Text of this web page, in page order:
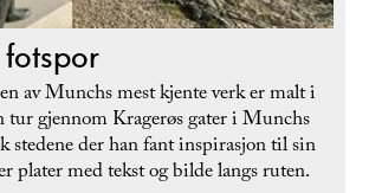
fotspor
av Munchs mest kjente verk er malt i
tur gjennom Kragerøs gater i Munchs
stedene der han fant inspirasjon til sin
plater med tekst og bilde langs ruten.